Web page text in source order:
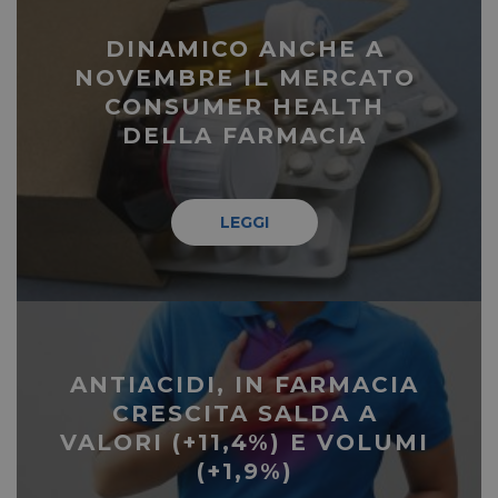
DINAMICO ANCHE A
NOVEMBRE IL MERCATO
CONSUMER HEALTH
DELLA FARMACIA
LEGGI
ANTIACIDI, IN FARMACIA
CRESCITA SALDA A
VALORI (+11,4%) E VOLUMI
(+1,9%)